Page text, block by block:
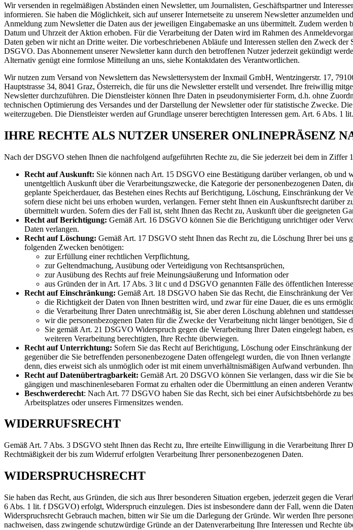
Wir versenden in regelmäßigen Abständen einen Newsletter, um Journalisten, Geschäftspartner und
informieren. Sie haben die Möglichkeit, sich auf unserer Internetseite zu unserem Newsletter anzumelden
Anmeldung zum Newsletter die Daten aus der jeweiligen Eingabemaske an uns übermittelt. Zudem
Datum und Uhrzeit der Aktion erhoben. Für die Verarbeitung der Daten wird im Rahmen des
Daten geben wir nicht an Dritte weiter. Die vorbeschriebenen Abläufe und Interessen stellen den Zweck
DSGVO. Das Abonnement unserer Newsletter kann durch den betroffenen Nutzer jederzeit gekündigt
Alternativ genügt eine formlose Mitteilung an uns, siehe Kontaktdaten des Verantwortlichen.
Wir nutzen zum Versand von Newslettern das Newslettersystem der Inxmail GmbH, Wentzingerstr. 17,
Hauptstrasse 34, 8041 Graz, Österreich, die für uns die Newsletter erstellt und versendet. Ihre freiwillig
Newsletter durchzuführen. Die Dienstleister können Ihre Daten in pseudonymisierter Form, d.h. ohne
technischen Optimierung des Versandes und der Darstellung der Newsletter oder für statistische Zwecke.
weiterzugeben. Die Dienstleister werden auf Grundlage unserer berechtigten Interessen gem. Art. 6 Abs.
IHRE RECHTE ALS NUTZER UNSERER ONLINEPRÄSENZ
Nach der DSGVO stehen Ihnen die nachfolgend aufgeführten Rechte zu, die Sie jederzeit bei dem in Ziffer
Recht auf Auskunft: Sie können nach Art. 15 DSGVO eine Bestätigung darüber verlangen, ob und
unentgeltlich Auskunft über die Verarbeitungszwecke, die Kategorie der personenbezogenen
geplante Speicherdauer, das Bestehen eines Rechts auf Berichtigung, Löschung, Einschränkung der
sofern diese nicht bei uns erhoben wurden, verlangen. Ferner steht Ihnen ein Auskunftsrecht
übermittelt wurden. Sofern dies der Fall ist, steht Ihnen das Recht zu, Auskunft über die geeigneten
Recht auf Berichtigung: Gemäß Art. 16 DSGVO können Sie die Berichtigung unrichtiger oder
Daten verlangen.
Recht auf Löschung: Gemäß Art. 17 DSGVO steht Ihnen das Recht zu, die Löschung Ihrer bei uns
folgenden Zwecken benötigen:
zur Erfüllung einer rechtlichen Verpflichtung,
zur Geltendmachung, Ausübung oder Verteidigung von Rechtsansprüchen,
zur Ausübung des Rechts auf freie Meinungsäußerung und Information oder
aus Gründen der in Art. 17 Abs. 3 lit c und d DSGVO genannten Fälle des öffentlichen
Recht auf Einschränkung: Gemäß Art. 18 DSGVO haben Sie das Recht, die Einschränkung der
die Richtigkeit der Daten von Ihnen bestritten wird, und zwar für eine Dauer, die es uns
die Verarbeitung Ihrer Daten unrechtmäßig ist, Sie aber deren Löschung ablehnen und
wir die personenbezogenen Daten für die Zwecke der Verarbeitung nicht länger benötigen,
Sie gemäß Art. 21 DSGVO Widerspruch gegen die Verarbeitung Ihrer Daten eingelegt haben,
weiteren Verarbeitung berechtigten, Ihre Rechte überwiegen.
Recht auf Unterrichtung: Sofern Sie das Recht auf Berichtigung, Löschung oder Einschränkung
gegenüber die Sie betreffenden personenbezogene Daten offengelegt wurden, die von Ihnen
denn, dies erweist sich als unmöglich oder ist mit einem unverhältnismäßigen Aufwand verbunden.
Recht auf Datenübertragbarkeit: Gemäß Art. 20 DSGVO können Sie verlangen, dass wir die Sie
gängigen und maschinenlesebaren Format zu erhalten oder die Übermittlung an einen anderen
Beschwerderecht: Nach Art. 77 DSGVO haben Sie das Recht, sich bei einer Aufsichtsbehörde zu
Arbeitsplatzes oder unseres Firmensitzes wenden.
WIDERRUFSRECHT
Gemäß Art. 7 Abs. 3 DSGVO steht Ihnen das Recht zu, Ihre erteilte Einwilligung in die Verarbeitung Ihrer
Rechtmäßigkeit der bis zum Widerruf erfolgten Verarbeitung Ihrer personenbezogenen Daten.
WIDERSPRUCHSRECHT
Sie haben das Recht, aus Gründen, die sich aus Ihrer besonderen Situation ergeben, jederzeit gegen die
6 Abs. 1 lit. f DSGVO) erfolgt, Widerspruch einzulegen. Dies ist insbesondere dann der Fall, wenn die
Widerspruchsrecht Gebrauch machen, bitten wir Sie um die Darlegung der Gründe. Wir werden Ihre
nachweisen, dass zwingende schutzwürdige Gründe an der Datenverarbeitung Ihre Interessen und Rechte